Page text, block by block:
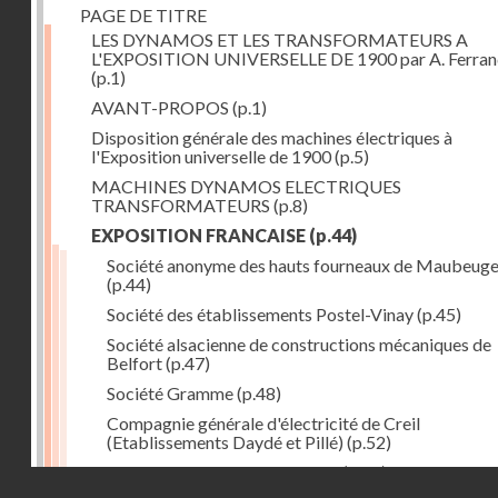
PAGE DE TITRE
LES DYNAMOS ET LES TRANSFORMATEURS A
L'EXPOSITION UNIVERSELLE DE 1900 par A.
(p.1)
AVANT-PROPOS (p.1)
Disposition générale des machines électriques à
l'Exposition universelle de 1900(p.5)
MACHINES DYNAMOS ELECTRIQUES
TRANSFORMATEURS (p.8)
EXPOSITION FRANCAISE (p.44)
Société anonyme des hauts fourneaux de Maubeuge
(p.44)
Société des établissements Postel-Vinay(p.45)
Société alsacienne de constructions mécaniques de
Belfort(p.47)
Société Gramme(p.48)
Compagnie générale d'électricité de Creil
(Etablissements Daydé et Pillé) (p.52)
Compagnie générale de Nancy(p.52)